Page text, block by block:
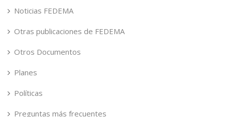
Noticias FEDEMA
Otras publicaciones de FEDEMA
Otros Documentos
Planes
Políticas
Preguntas más frecuentes